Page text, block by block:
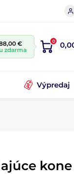
€
zdarma
0
Výpredaj
kone